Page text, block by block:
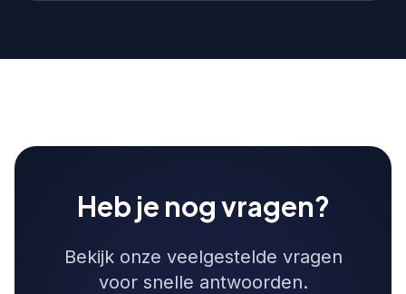
Heb je nog vragen?
Bekijk onze veelgestelde vragen
voor snelle antwoorden.